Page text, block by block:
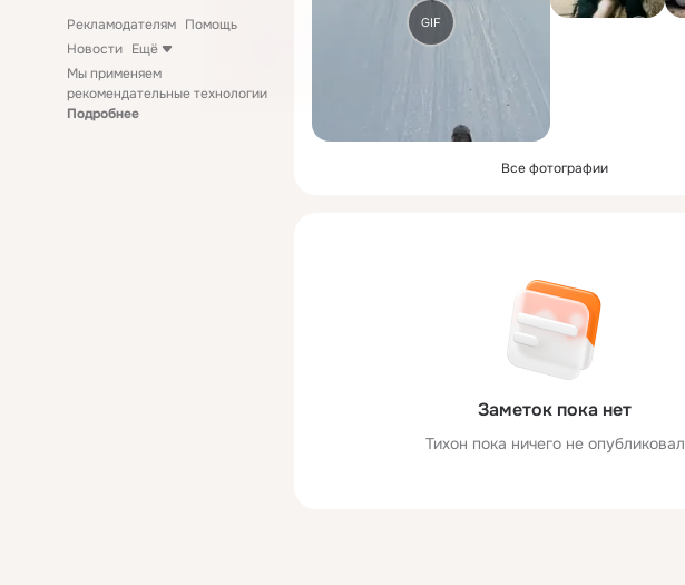
Рекламодателям Помощь
Новости Ещё
Мы применяем
рекомендательные технологии
Подробнее
GIF
Все фотографии
Заметок пока нет
Тихон пока ничего не опубликовал